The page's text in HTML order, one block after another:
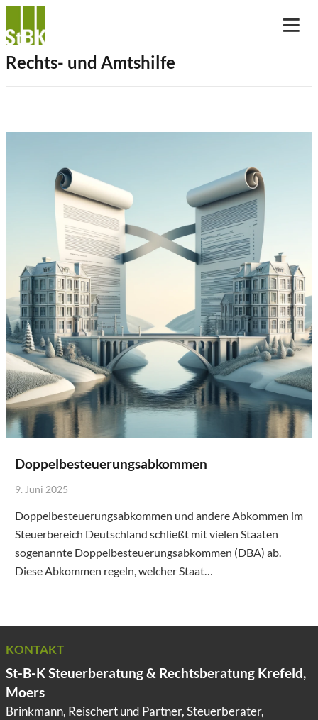
Rechts- und Amtshilfe
Doppelbesteuerungsabkommen
9. Juni 2025
Doppelbesteuerungsabkommen und andere Abkommen im
Steuerbereich Deutschland schließt mit vielen Staaten
sogenannte Doppelbesteuerungsabkommen (DBA) ab.
Diese Abkommen regeln, welcher Staat…
KONTAKT
St-B-K Steuerberatung & Rechtsberatung Krefeld,
Moers
Brinkmann, Reischert und Partner, Steuerberater,